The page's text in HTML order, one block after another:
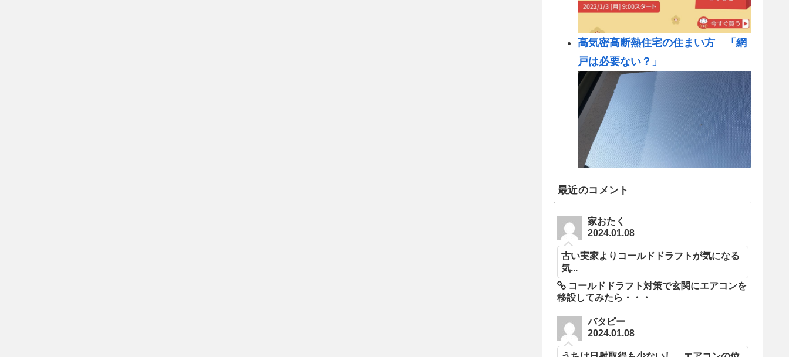
高気密高断熱住宅の住まい方 「網
戸は必要ない？」
最近のコメント
家おたく
2024.01.08
古い実家よりコールドドラフトが気になる
気...
コールドドラフト対策で玄関にエアコンを
移設してみたら・・・
バタピー
2024.01.08